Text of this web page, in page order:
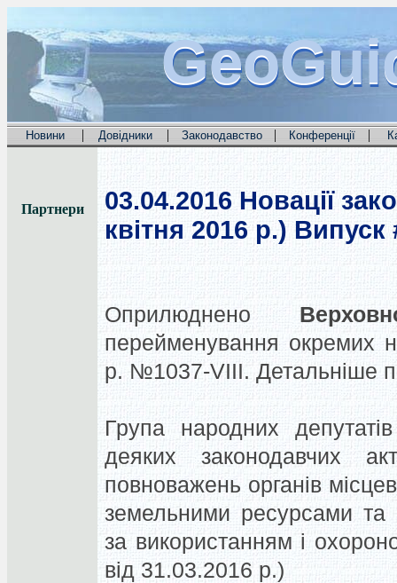
Новини | Довідники | Законодавство | Конференції |
Партнери 03.04.2016 Новації
квітня 2016 р.) Випуск
Оприлюднено
перейменування окремих
р. №1037-VIII. Детальніше
Група народних
деяких законодавчих
повноважень органів
земельними ресурсами та
за використанням і
від 31.03.2016 р.)